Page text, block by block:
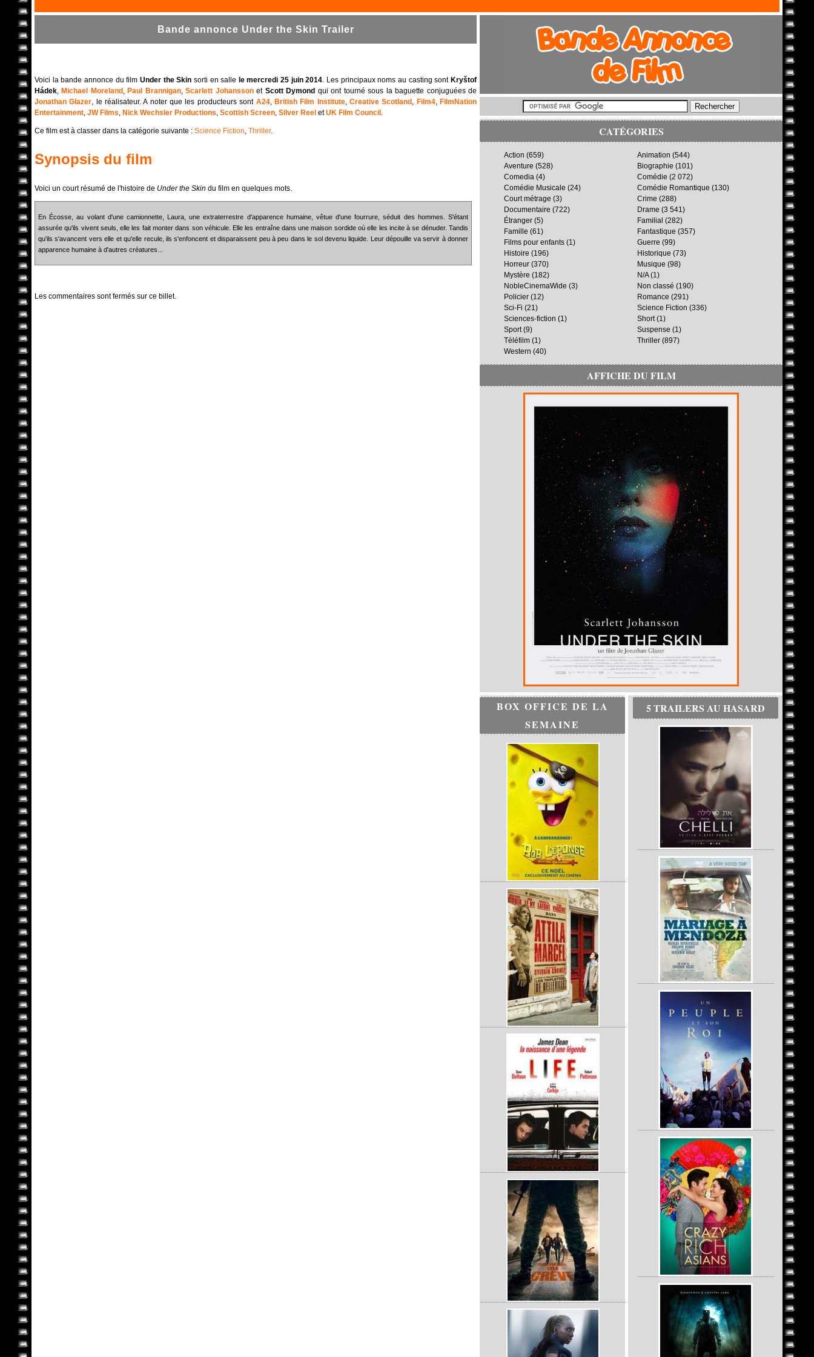
Bande annonce Under the Skin Trailer
Voici la bande annonce du film Under the Skin sorti en salle le mercredi 25 juin 2014. Les principaux noms au casting sont Kryštof
Hádek, Michael Moreland , Paul Brannigan,Scarlett Johanssonet Scott Dymond qui ont tourné sous la baguette conjuguées de
Jonathan Glazer, le réalisateur. A noter que les producteurs sont A24, British Film Institute, Creative Scotland , Film4, FilmNation
Entertainment, JW Films, Nick Wechsler Productions, Scottish Screen, Silver Reel etUK Film Council .
Ce film est à classer dans la catégorie suivante : Science Fiction, Thriller.
Synopsis du film
Voici un court résumé de l'histoire de Under the Skin du film en quelques mots.
En Écosse, au volant d'une camionnette, Laura, une extraterrestre d'apparence humaine, vêtue d'une fourrure, séduit des hommes. S'étant
assurée qu'ils vivent seuls, elle les fait monter dans son véhicule. Elle les entraîne dans une maison sordide où elle les incite à se dénuder. Tandis
qu'ils s'avancent vers elle et qu'elle recule, ils s'enfoncent et disparaissent peu à peu dans le sol devenu liquide. Leur dépouille va servir à donner
apparence humaine à d'autres créatures...
Les commentaires sont fermés sur ce billet.
CATÉGORIES
Action (659) Animation (544)
Aventure (528) Biographie (101)
Comedia (4) Comédie (2 072)
Comédie Musicale (24) Comédie Romantique (130)
Court métrage (3) Crime (288)
Documentaire (722) Drame (3 541)
Étranger (5) Familial (282)
Famille (61) Fantastique (357)
Films pour enfants (1) Guerre (99)
Histoire (196) Historique (73)
Horreur (370) Musique (98)
Mystère (182) N/A(1)
NobleCinemaWide (3) Non classé (190)
Policier (12) Romance (291)
Sci-Fi (21) Science Fiction (336)
Sciences-fiction (1) Short(1)
Sport(9) Suspense (1)
Téléfilm (1) Thriller (897)
Western (40)
AFFICHE DU FILM
BOX OFFICE DE LA
SEMAINE
5 TRAILERS AU HASARD